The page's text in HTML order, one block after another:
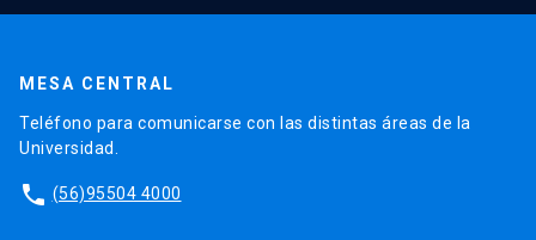
MESA CENTRAL
Teléfono para comunicarse con las distintas áreas de la
Universidad.
phone (56)95504 4000